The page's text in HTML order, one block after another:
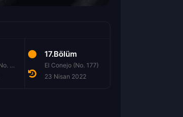
Helen Maghi (No. 172)
17.Bölüm
El Conejo (No. 177)
23 Nisan 2022